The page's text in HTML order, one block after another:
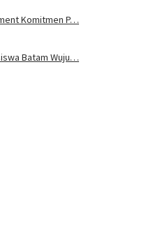
Komitmen P…
Batam Wuju…